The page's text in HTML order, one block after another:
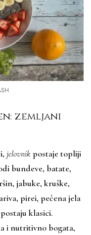
zemljani
jelovnikpostaje topliji
bundeve, batate,
jabuke, kruške,
pirei, pečena jela
klasici.
i nutritivno bogata,